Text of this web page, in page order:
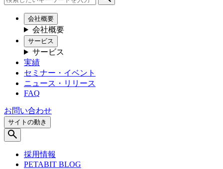
会社概要
会社概要
サービス
サービス
実績
セミナー・イベント
ニュース・リリース
FAQ
お問い合わせ
サイトの動き
採用情報
PETABIT BLOG